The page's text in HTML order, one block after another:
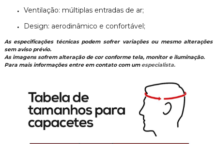
Ventilação: múltiplas entradas de ar;
Design: aerodinâmico e confortável;
As especificações técnicas podem sofrer variações ou mesmo alterações
sem aviso prévio.
As imagens sofrem alteração de cor conforme tela, monitor e iluminação.
Para mais informações entre em contato com um especialista.